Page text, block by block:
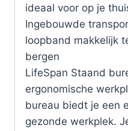
ideaal voor op je
Ingebouwde
loopband makkelijk
bergen
LifeSpan Staand
ergonomische
bureau biedt je een
gezonde werkplek.